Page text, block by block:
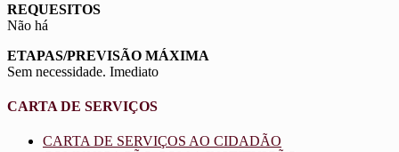
REQUESITOS
Não há
ETAPAS/PREVISÃO MÁXIMA
Sem necessidade. Imediato
CARTA DE SERVIÇOS
CARTA DE SERVIÇOS AO CIDADÃO